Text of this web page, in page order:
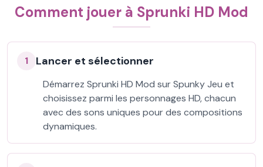
Comment jouer à Sprunki HD Mod
1 Lancer et sélectionner
Démarrez Sprunki HD Mod sur Spunky Jeu et
choisissez parmi les personnages HD, chacun
avec des sons uniques pour des compositions
dynamiques.